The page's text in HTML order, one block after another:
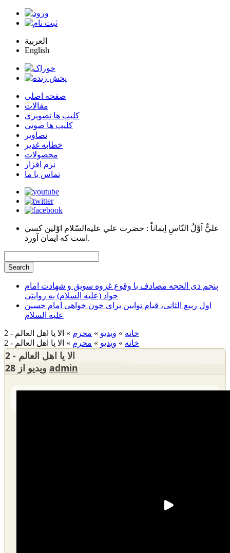
العربية
English
صفحه اصلی
مقالات
کلیپ ها تصویری
کلیپ ها صوتی
تصاویر
خطابه غدیر
محصولات
نرم افزار
تماس با ما
عليٌّ اَوَّلُ النّاسِ اِيماناً : حضرت علي عليه‌السّلام اوّلين كسي
است كه ايمان آورد.
پنجم ذی الحجه مصادف با وقوع غزوه سویق و شهادت امام
جواد (علیه السلام) به روایتی
اول ربیع الثانی، قیام توابین برای خون خواهی امام حسین
علیه السلام
خانه » ویدیو » محرم » الا یا اهل العالم - 2
خانه » ویدیو » محرم » الا یا اهل العالم - 2
الا یا اهل العالم - 2
admin